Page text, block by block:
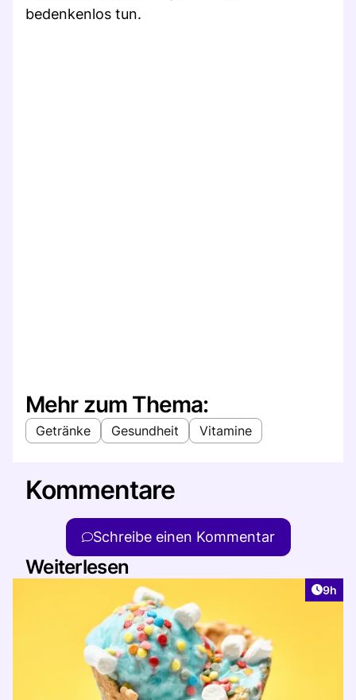
bedenkenlos tun.
Mehr zum Thema:
Getränke Gesundheit Vitamine
Kommentare
Schreibe einen Kommentar
Weiterlesen
9h